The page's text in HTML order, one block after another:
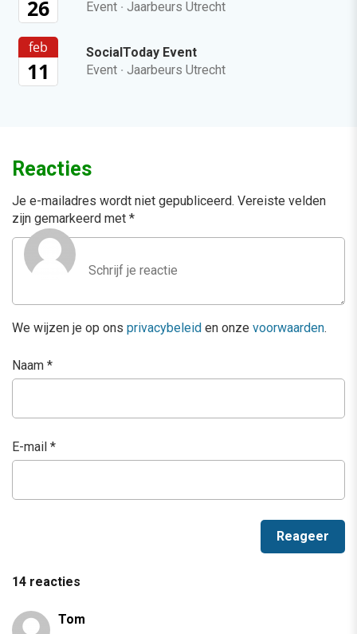
26 Event · Jaarbeurs Utrecht
feb
11
SocialToday Event
Event · Jaarbeurs Utrecht
Reacties
Je e-mailadres wordt niet gepubliceerd. Vereiste velden
zijn gemarkeerd met *
We wijzen je op ons privacybeleid en onze voorwaarden.
Naam *
E-mail *
14 reacties
Tom